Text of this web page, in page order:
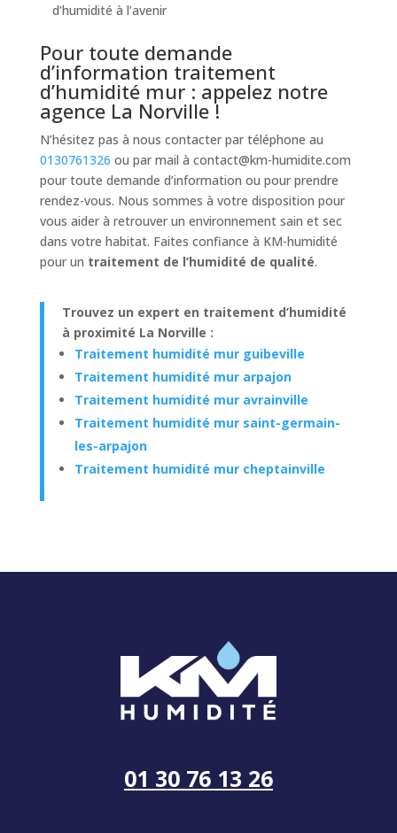
d’humidité à l’avenir
Pour toute demande
d’information traitement
d’humidité mur : appelez notre
agence La Norville !
N’hésitez pas à nous contacter par téléphone au
0130761326 ou par mail à contact@km-humidite.com
pour toute demande d’information ou pour prendre
rendez-vous. Nous sommes à votre disposition pour
vous aider à retrouver un environnement sain et sec
dans votre habitat. Faites confiance à KM-humidité
pour un traitement de l’humidité de qualité.
Trouvez un expert en traitement d’humidité
à proximité La Norville :
Traitement humidité mur guibeville
Traitement humidité mur arpajon
Traitement humidité mur avrainville
Traitement humidité mur saint-germain-
les-arpajon
Traitement humidité mur cheptainville
01 30 76 13 26